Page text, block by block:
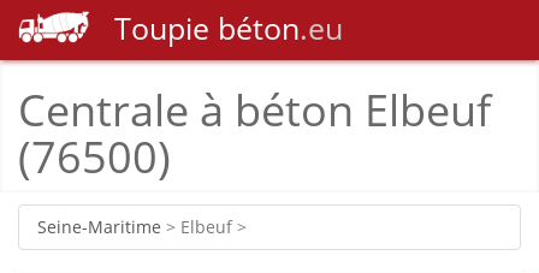
Toupie béton.eu
Centrale à béton Elbeuf
(76500)
Seine-Maritime > Elbeuf >